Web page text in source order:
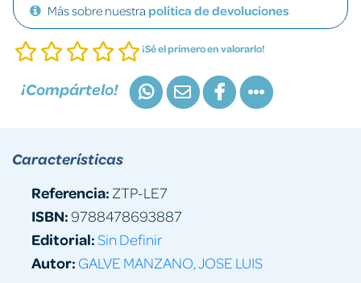
Más sobre nuestra política de devoluciones
¡Sé el primero en valorarlo!
¡Compártelo!
Características
Referencia: ZTP-LE7
ISBN:9788478693887
Editorial:Sin Definir
Autor: GALVE MANZANO, JOSE LUIS